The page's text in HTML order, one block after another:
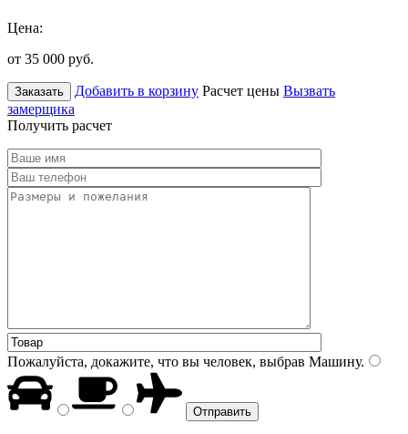
Цена:
от 35 000 руб.
Заказать Добавить в корзину Расчет цены Вызвать
замерщика
Получить расчет
Пожалуйста, докажите, что вы человек, выбрав Машину.